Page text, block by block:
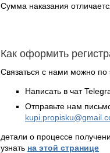
Сумма наказания
Как оформить
Связаться с нами можно по
Написать в чат
Отправьте нам
детали о процессе
узнать на этой странице